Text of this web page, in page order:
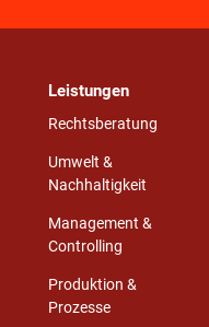
Leistungen
Rechtsberatung
Umwelt &
Nachhaltigkeit
Management &
Controlling
Produktion &
Prozesse